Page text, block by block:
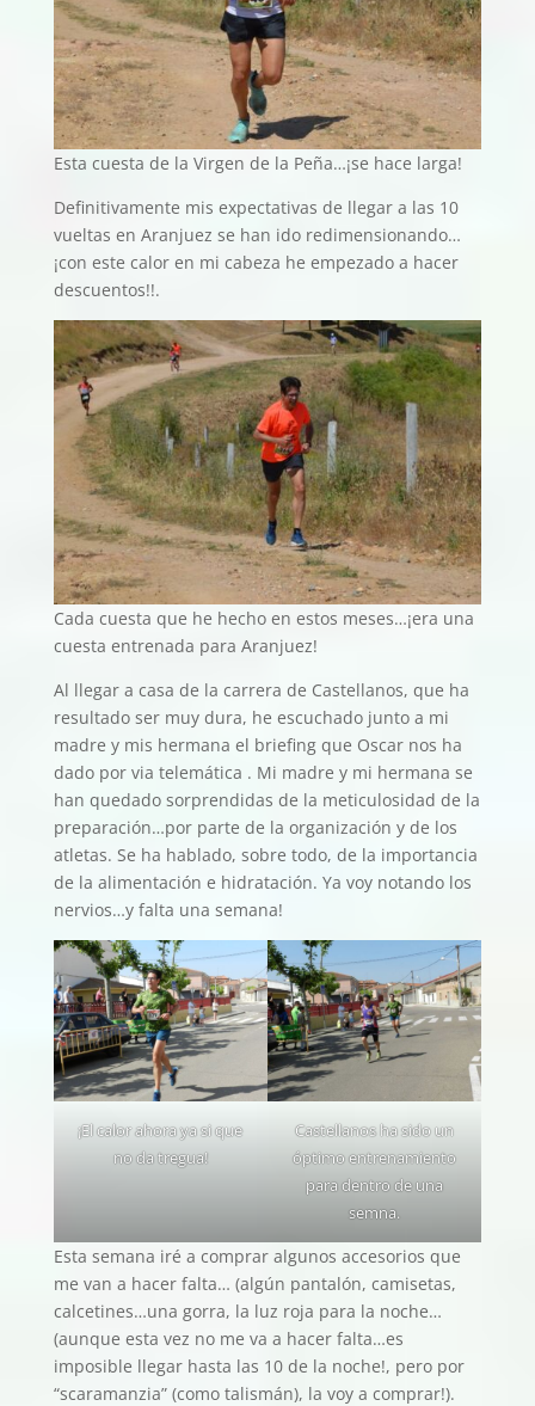
Esta cuesta de la Virgen de la Peña…¡se hace larga!
Definitivamente mis expectativas de llegar a las 10
vueltas en Aranjuez se han ido redimensionando…
¡con este calor en mi cabeza he empezado a hacer
descuentos!!.
Cada cuesta que he hecho en estos meses…¡era una
cuesta entrenada para Aranjuez!
Al llegar a casa de la carrera de Castellanos, que ha
resultado ser muy dura, he escuchado junto a mi
madre y mis hermana el briefing que Oscar nos ha
dado por via telemática . Mi madre y mi hermana se
han quedado sorprendidas de la meticulosidad de la
preparación…por parte de la organización y de los
atletas. Se ha hablado, sobre todo, de la importancia
de la alimentación e hidratación. Ya voy notando los
nervios…y falta una semana!
¡El calor ahora ya si que
no da tregua!
Castellanos ha sido un
óptimo entrenamiento
para dentro de una
semna.
Esta semana iré a comprar algunos accesorios que
me van a hacer falta… (algún pantalón, camisetas,
calcetines…una gorra, la luz roja para la noche…
(aunque esta vez no me va a hacer falta…es
imposible llegar hasta las 10 de la noche!, pero por
“scaramanzia” (como talismán), la voy a comprar!).